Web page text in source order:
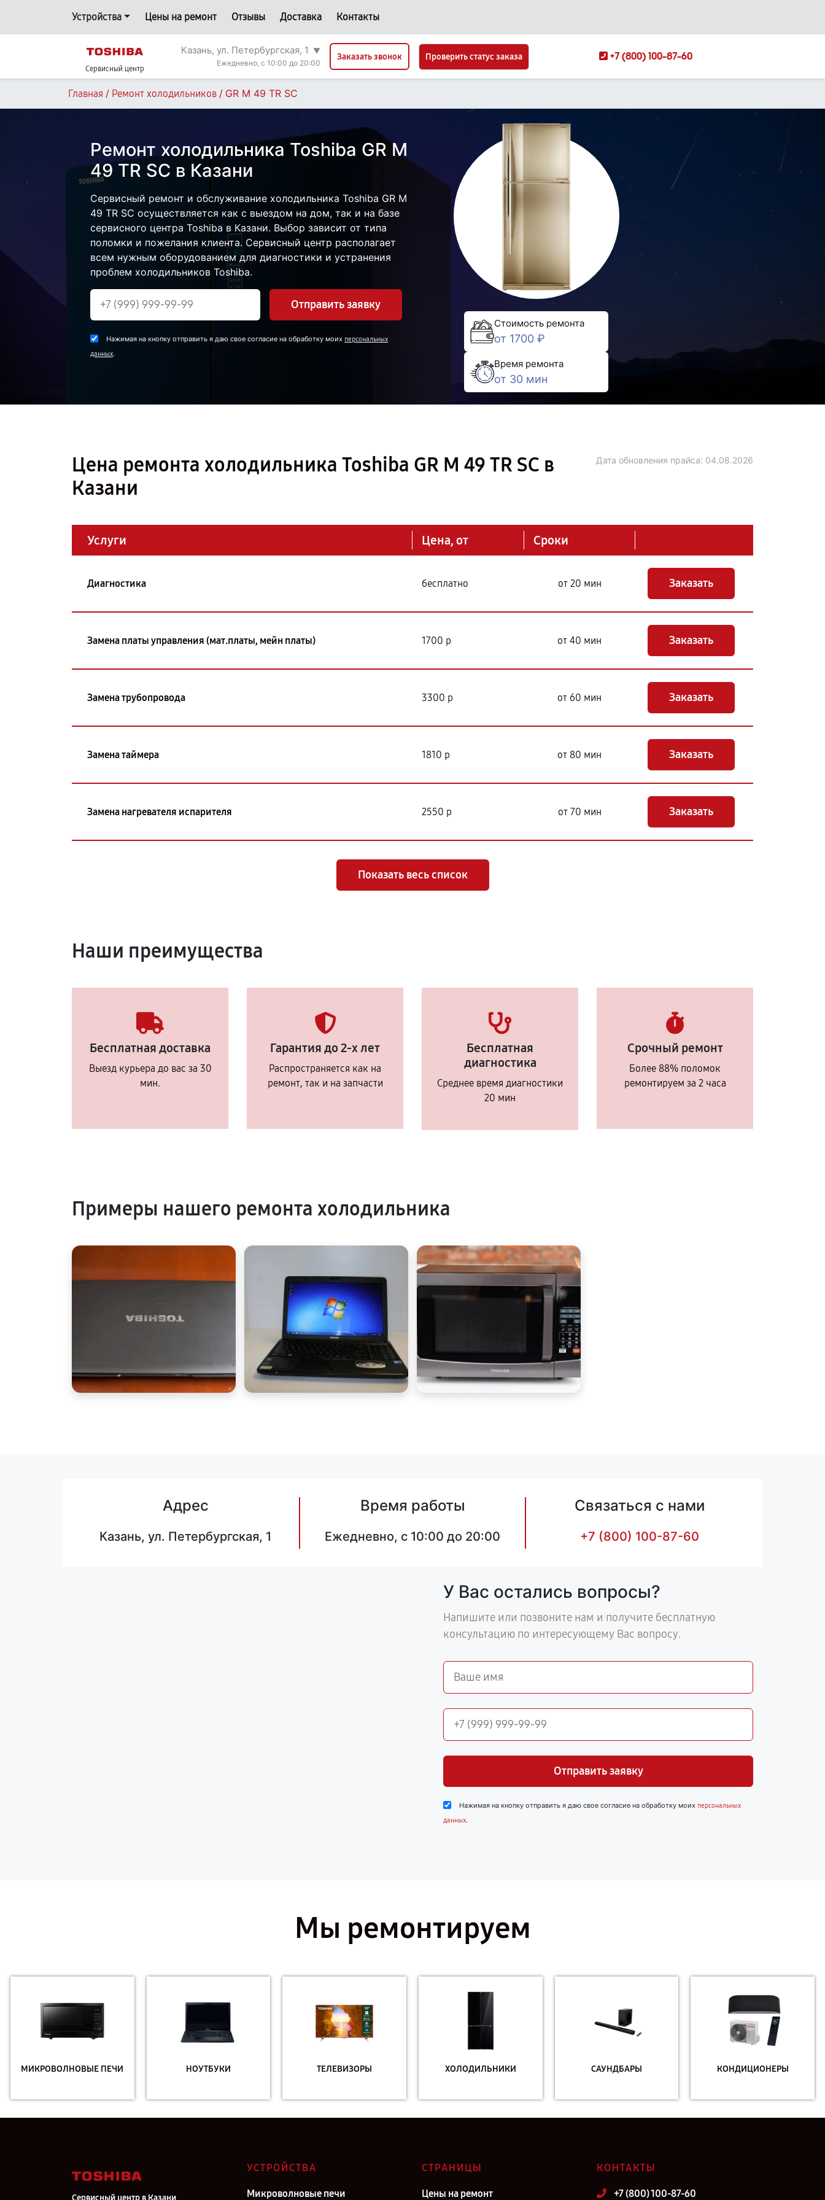
Устройства Цены на ремонт Отзывы Доставка Контакты
Сервисный центр
Казань, ул. Петербургская, 1
▼
Ежедневно, с 10:00 до 20:00
Заказать звонок Проверить статус заказа +7 (800) 100-87-60
Главная / Ремонт холодильников / GR M 49 TR SC
Ремонт холодильника Toshiba GR M
49 TR SC в Казани
Сервисный ремонт и обслуживание холодильника Toshiba GR M
49 TR SC осуществляется как с выездом на дом, так и на базе
сервисного центра Toshiba в Казани. Выбор зависит от типа
поломки и пожелания клиента. Сервисный центр располагает
всем нужным оборудованием для диагностики и устранения
проблем холодильников Toshiba.
Отправить заявку
Нажимая на кнопку отправить я даю свое согласие на обработку моих персональных
данных.
Стоимость ремонта
от 1700 ₽
Время ремонта
от 30 мин
Цена ремонта холодильника Toshiba GR M 49 TR SC в
Казани
Дата обновления прайса: 04.08.2026
Услуги Цена, от Сроки
Диагностика бесплатно от 20 мин Заказать
Замена платы управления (мат.платы, мейн платы) 1700 р от 40 мин Заказать
Замена трубопровода 3300 р от 60 мин Заказать
Замена таймера 1810 р от 80 мин Заказать
Замена нагревателя испарителя 2550 р от 70 мин Заказать
Показать весь список
Наши преимущества
Бесплатная доставка
Выезд курьера до вас за 30
мин.
Гарантия до 2-х лет
Распространяется как на
ремонт, так и на запчасти
Бесплатная
диагностика
Среднее время диагностики
20 мин
Срочный ремонт
Более 88% поломок
ремонтируем за 2 часа
Примеры нашего ремонта холодильника
Адрес
Казань, ул. Петербургская, 1
Время работы
Ежедневно, с 10:00 до 20:00
Связаться с нами
+7 (800) 100-87-60
У Вас остались вопросы?
Напишите или позвоните нам и получите бесплатную
консультацию по интересующему Вас вопросу.
Отправить заявку
Нажимая на кнопку отправить я даю свое согласие на обработку моих персональных
данных.
Мы ремонтируем
МИКРОВОЛНОВЫЕ ПЕЧИ НОУТБУКИ ТЕЛЕВИЗОРЫ ХОЛОДИЛЬНИКИ САУНДБАРЫ КОНДИЦИОНЕРЫ
Сервисный центр в Казани
УСТРОЙСТВА
Микроволновые печи
СТРАНИЦЫ
Цены на ремонт
КОНТАКТЫ
+7 (800) 100-87-60